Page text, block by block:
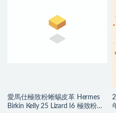
愛馬仕極致粉蜥蜴皮革 Hermes
Birkin Kelly 25 Lizard I6 極致粉